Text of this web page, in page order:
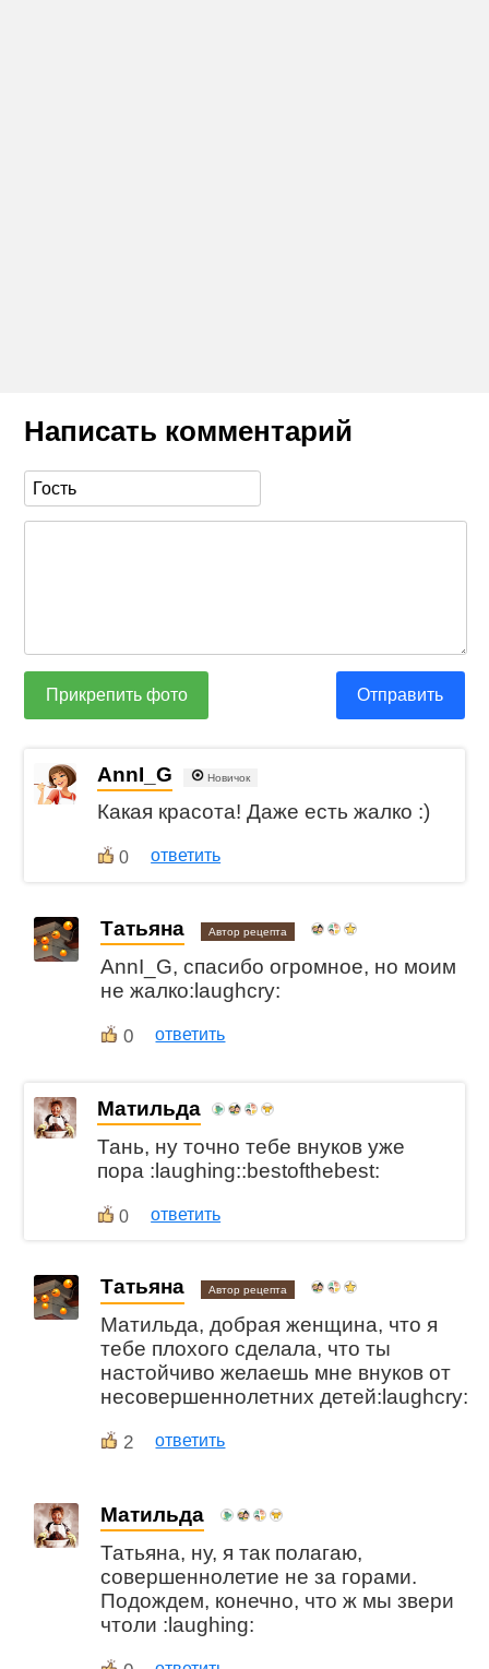
Написать комментарий
Прикрепить фото Отправить
AnnI_G Новичок
Какая красота! Даже есть жалко :)
0 ответить
Татьяна Автор рецепта
AnnI_G, спасибо огромное, но моим
не жалко:laughcry:
0 ответить
Матильда
Тань, ну точно тебе внуков уже
пора :laughing::bestofthebest:
0 ответить
Татьяна Автор рецепта
Матильда, добрая женщина, что я
тебе плохого сделала, что ты
настойчиво желаешь мне внуков от
несовершеннолетних детей:laughcry:
2 ответить
Матильда
Татьяна, ну, я так полагаю,
совершеннолетие не за горами.
Подождем, конечно, что ж мы звери
чтоли :laughing: